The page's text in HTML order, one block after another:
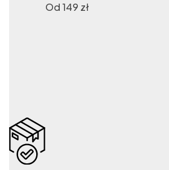
Od 149 zł